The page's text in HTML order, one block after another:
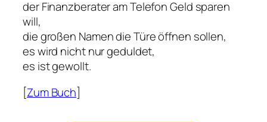
der Finanzberater am Telefon Geld sparen
will,
die großen Namen die Türe öffnen sollen,
es wird nicht nur geduldet,
es ist gewollt.
[Zum Buch]